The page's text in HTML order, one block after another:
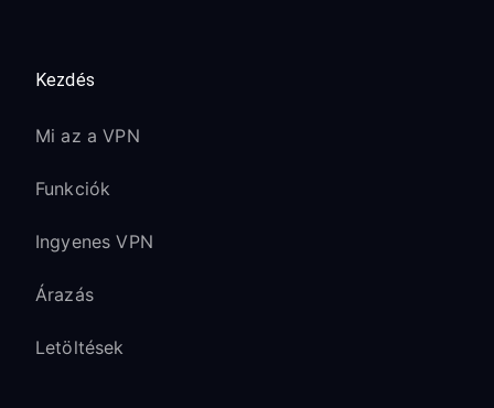
Kezdés
Mi az a VPN
Funkciók
Ingyenes VPN
Árazás
Letöltések